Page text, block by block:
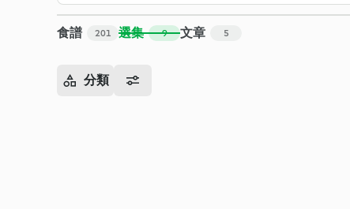
食譜 201 選集 9 文章 5
分類